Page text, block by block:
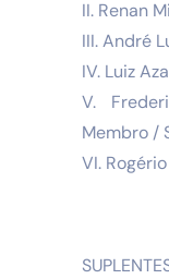
II. Renan
III. André
IV. Luiz
V.
Membro /
VI.